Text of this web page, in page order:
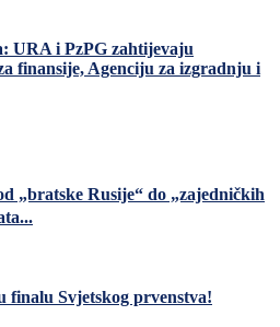
URA i PzPG zahtijevaju
finansije, Agenciju za izgradnju i
„bratske Rusije“ do „zajedničkih
finalu Svjetskog prvenstva!